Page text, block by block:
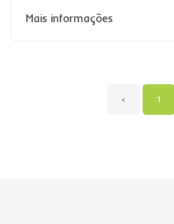
Mais informações
‹ 1